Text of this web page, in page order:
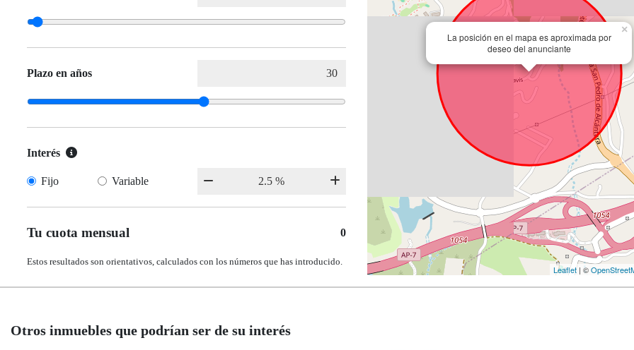
Plazo en años
Interés
Fijo Variable
Tu cuota mensual 0
Estos resultados son orientativos, calculados con los números que has introducido.
La posición en el mapa es aproximada por
deseo del anunciante
×
Leaflet | ©
Otros inmuebles que podrían ser de su interés